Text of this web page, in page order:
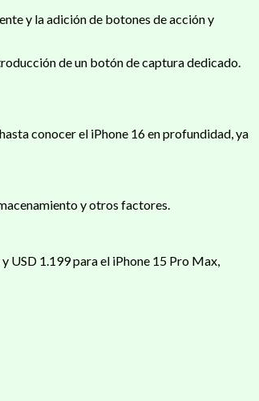
y la adición de botones de acción y
de un botón de captura dedicado.
conocer el iPhone 16 en profundidad, ya
y otros factores.
USD 1.199 para el iPhone 15 Pro Max,